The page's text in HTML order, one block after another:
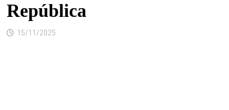
República
15/11/2025